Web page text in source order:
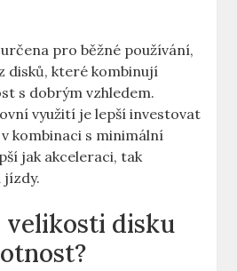
pro ⁤běžné používání,
disků, které kombinují
s dobrým vzhledem.⁤
využití je lepší⁣ investovat⁣
kombinaci s ⁣minimální
​jak akceleraci, tak
jízdy.⁢
velikosti disku⁣